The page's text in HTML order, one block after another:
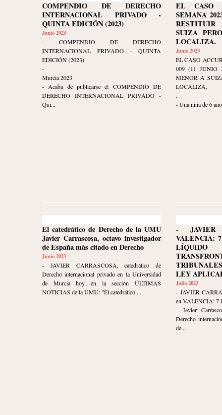
COMPENDIO DE DERECHO
INTERNACIONAL PRIVADO -
QUINTA EDICIÓN (2023)
Junio 2023
- COMPENDIO DE DERECHO
INTERNACIONAL PRIVADO - QUINTA
EDICIÓN (2023)
-
Murcia 2023
- Acaba de publicarse el COMPENDIO DE
DERECHO INTERNACIONAL PRIVADO -
Qui...
EL CASO
SEMANA
SUIZA
LOCALIZA.
Junio 2023
EL CASO
009 (11 JUNIO
MENOR A
LOCALIZA.
.
- Una niña de 6
El catedrático de Derecho de la UMU
Javier Carrascosa, octavo investigador
de España más citado en Derecho
Junio 2023
- JAVIER CARRASCOSA, catedrático de
Derecho internacional privado en la Universidad
de Murcia hoy en la sección ÚLTIMAS
NOTICIAS de la UMU: "El catedrático ...
- JAVIER
VALENCIA:
LEY
Julio 2023
- JAVIER
en VALENCIA: 7
- Javier
Derecho
de...